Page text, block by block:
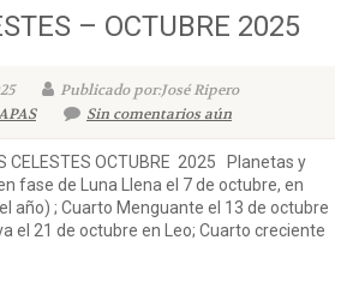
– OCTUBRE 2025
Publicado por:José Ripero
Sin comentarios aún
CELESTES OCTUBRE 2025 Planetas y
fase de Luna Llena el 7 de octubre, en
año) ; Cuarto Menguante el 13 de octubre
el 21 de octubre en Leo; Cuarto creciente